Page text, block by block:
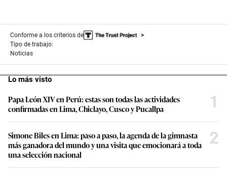
Conforme a los criterios de
Tipo de trabajo:
Noticias
Lo más visto
Papa León XIV en Perú: estas son todas las actividades
confirmadas en Lima, Chiclayo, Cusco y Pucallpa
1
Simone Biles en Lima: paso a paso, la agenda de la gimnasta
más ganadora del mundo y una visita que emocionará a toda
una selección nacional
2